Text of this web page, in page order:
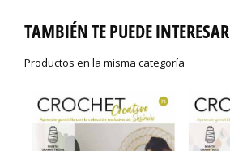
TAMBIÉN TE PUEDE INTERESAR
Productos en la misma categoría